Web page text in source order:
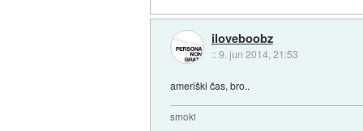
iloveboobz
::9. jun 2014, 21:53
ameriški čas, bro..
smoki